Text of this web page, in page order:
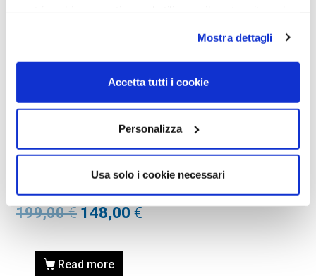
Mostra dettagli
Accetta tutti i cookie
Personalizza
Usa solo i cookie necessari
MASCHERE DA SCI
MASCHERA DA
7085 FALL LINE 708502
199,00€ 148,00 €
Read more